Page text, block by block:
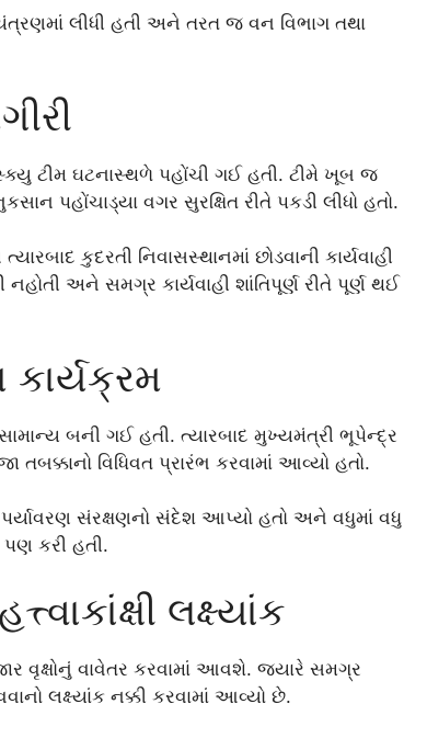
લીધી હતી અને તરત જ વન વિભાગ તથા
ટીમ ઘટનાસ્થળે પહોંચી ગઈ હતી. ટીમે ખૂબ જ
પહોંચાડ્યા વગર સુરક્ષિત રીતે પકડી લીધો હતો.
કુદરતી નિવાસસ્થાનમાં છોડવાની કાર્યવાહી
અને સમગ્ર કાર્યવાહી શાંતિપૂર્ણ રીતે પૂર્ણ થઈ
સામાન્ય બની ગઈ હતી. ત્યારબાદ મુખ્યમંત્રી ભૂપેન્દ્ર
વિધિવત પ્રારંભ કરવામાં આવ્યો હતો.
પર્યાવરણ સંરક્ષણનો સંદેશ આપ્યો હતો અને વધુમાં વધુ
પણ કરી હતી.
લક્ષ્યાંક
વૃક્ષોનું વાવેતર કરવામાં આવશે. જ્યારે સમગ્ર
લક્ષ્યાંક નક્કી કરવામાં આવ્યો છે.